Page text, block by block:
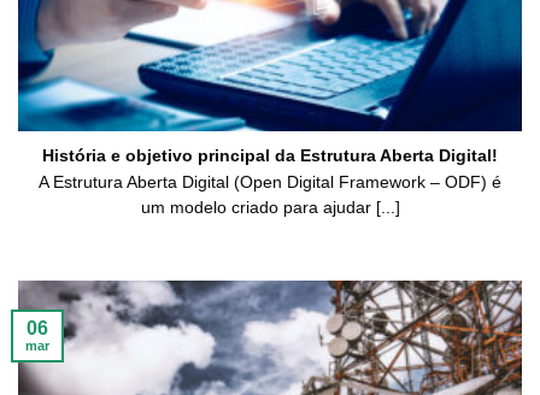
História e objetivo principal da Estrutura Aberta Digital!
A Estrutura Aberta Digital (Open Digital Framework – ODF) é
um modelo criado para ajudar [...]
06
mar